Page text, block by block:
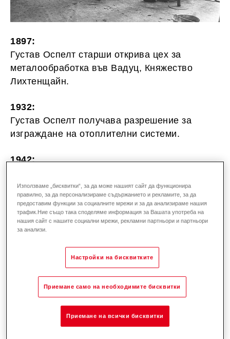
1897:
Густав Оспелт старши открива цех за
металообработка във Вадуц, Княжество
Лихтенщайн.
1932:
Густав Оспелт получава разрешение за
изграждане на отоплителни системи.
1942:
печка дава началото на централна
отоплителна система. Густав Оспелт
патентова идеята си и EMPA (Швейцарската
федерална лаборатория за материалознание
високата ѝ ефективност в доклад от
Регистрира се марката "Hoval". Името
Използваме „бисквитки“, за да може нашият сайт да функционира
правилно, за да персонализираме съдържанието и рекламите, за да
предоставим функции за социалните мрежи и за да анализираме нашия
трафик.Ние също така споделяме информация за Вашата употреба на
нашия сайт с нашите социални мрежи, рекламни партньори и партньори
за анализи.
Настройки на бисквитките
Приемане само на необходимите бисквитки
Приемане на всички бисквитки